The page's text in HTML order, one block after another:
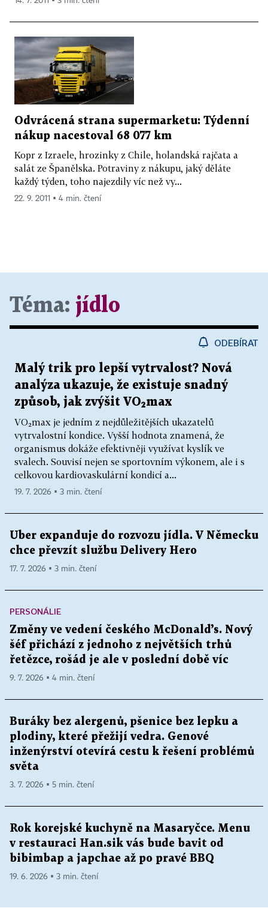
Odvrácená strana supermarketu: Týdenní
nákup nacestoval 68 077 km
Kopr z Izraele, hrozinky z Chile, holandská rajčata a
salát ze Španělska. Potraviny z nákupu, jaký děláte
každý týden, toho najezdily víc než vy...
22. 9. 2011 ▪ 4 min. čtení
Téma: jídlo
ODEBÍRAT
Malý trik pro lepší vytrvalost? Nová
analýza ukazuje, že existuje snadný
způsob, jak zvýšit VO₂max
VO₂max je jedním z nejdůležitějších ukazatelů
vytrvalostní kondice. Vyšší hodnota znamená, že
organismus dokáže efektivněji využívat kyslík ve
svalech. Souvisí nejen se sportovním výkonem, ale i s
celkovou kardiovaskulární kondicí a...
19. 7. 2026 ▪ 3 min. čtení
Uber expanduje do rozvozu jídla. V Německu
chce převzít službu Delivery Hero
17. 7. 2026 ▪ 3 min. čtení
PERSONÁLIE
Změny ve vedení českého McDonald’s. Nový
šéf přichází z jednoho z největších trhů
řetězce, rošád je ale v poslední době víc
9. 7. 2026 ▪ 4 min. čtení
Buráky bez alergenů, pšenice bez lepku a
plodiny, které přežijí vedra. Genové
inženýrství otevírá cestu k řešení problémů
světa
3. 7. 2026 ▪ 5 min. čtení
Rok korejské kuchyně na Masaryčce. Menu
v restauraci Han.sik vás bude bavit od
bibimbap a japchae až po pravé BBQ
19. 6. 2026 ▪ 3 min. čtení